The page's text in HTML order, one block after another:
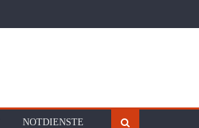
NOTDIENSTE